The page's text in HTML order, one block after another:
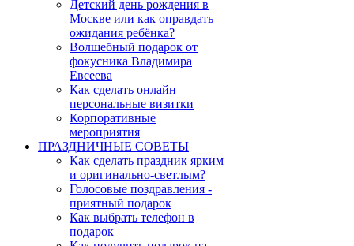
Детский день рождения в
Москве или как оправдать
ожидания ребёнка?
Волшебный подарок от
фокусника Владимира
Евсеева
Как сделать онлайн
персональные визитки
Корпоративные
мероприятия
ПРАЗДНИЧНЫЕ СОВЕТЫ
Как сделать праздник ярким
и оригинально-светлым?
Голосовые поздравления -
приятный подарок
Как выбрать телефон в
подарок